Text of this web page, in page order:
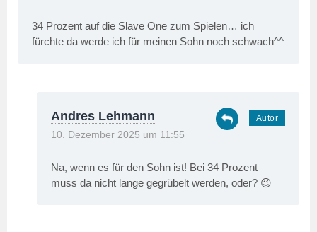
34 Prozent auf die Slave One zum Spielen… ich
fürchte da werde ich für meinen Sohn noch schwach^^
Andres Lehmann
10. Dezember 2025 um 11:55
Na, wenn es für den Sohn ist! Bei 34 Prozent
muss da nicht lange gegrübelt werden, oder? 😉